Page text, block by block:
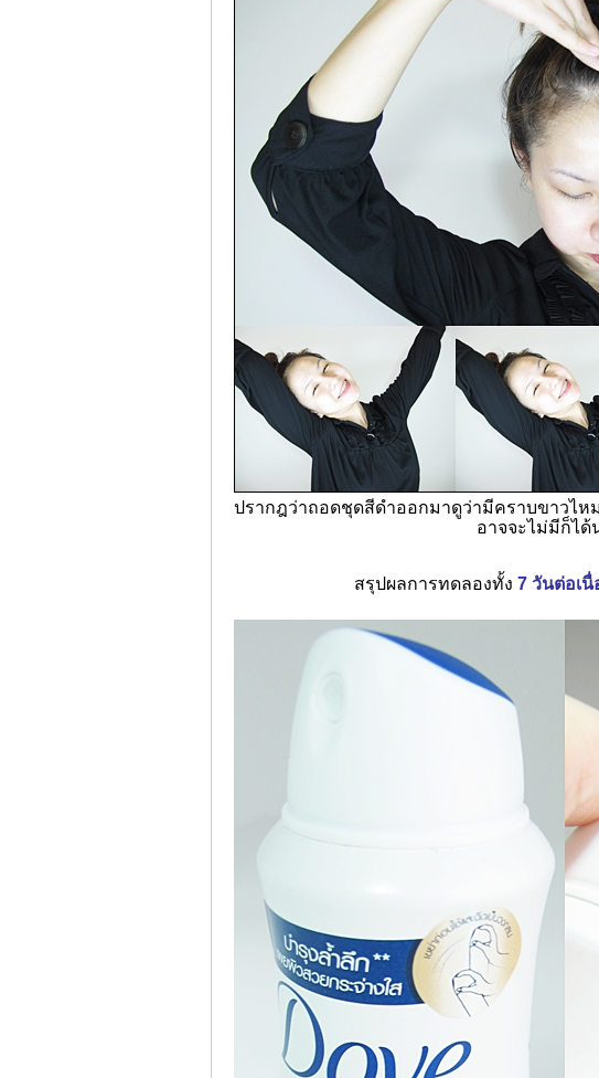
ปรากฎว่าถอดชุดสีดำออกมาดูว่ามีคราบขาวไ
อาจจะไม่มีก็ได้
สรุปผลการทดลองทั้ง 7 วันต่อเ